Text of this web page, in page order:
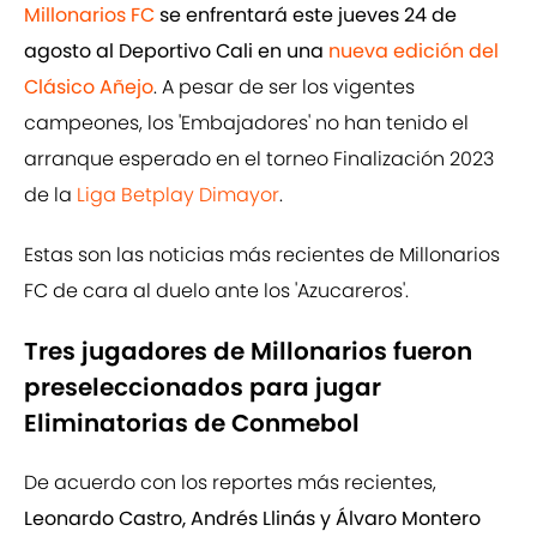
Millonarios FCse enfrentará este jueves 24 de
agosto al Deportivo Cali en una nueva edición del
Clásico Añejo. A pesar de ser los vigentes
campeones, los 'Embajadores' no han tenido el
arranque esperado en el torneo Finalización 2023
de la Liga Betplay Dimayor.
Estas son las noticias más recientes de Millonarios
FC de cara al duelo ante los 'Azucareros'.
Tres jugadores de Millonarios fueron
preseleccionados para jugar
Eliminatorias de Conmebol
De acuerdo con los reportes más recientes,
Leonardo Castro, Andrés Llinás y Álvaro Montero